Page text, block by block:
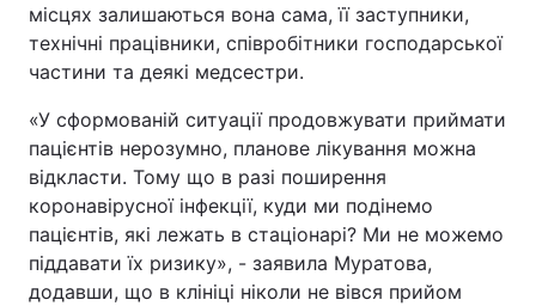
місцях залишаються вона сама, її заступники,
технічні працівники, співробітники господарської
частини та деякі медсестри.
«У сформованій ситуації продовжувати приймати
пацієнтів нерозумно, планове лікування можна
відкласти. Тому що в разі поширення
коронавірусної інфекції, куди ми подінемо
пацієнтів, які лежать в стаціонарі? Ми не можемо
піддавати їх ризику», - заявила Муратова,
додавши, що в клініці ніколи не вівся прийом